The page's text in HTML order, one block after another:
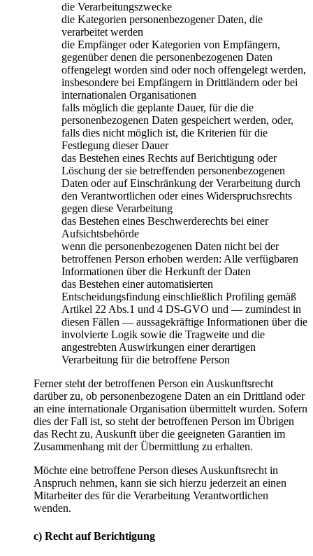
die Verarbeitungszwecke
die Kategorien personenbezogener Daten, die
verarbeitet werden
die Empfänger oder Kategorien von Empfängern,
gegenüber denen die personenbezogenen Daten
offengelegt worden sind oder noch offengelegt werden,
insbesondere bei Empfängern in Drittländern oder bei
internationalen Organisationen
falls möglich die geplante Dauer, für die die
personenbezogenen Daten gespeichert werden, oder,
falls dies nicht möglich ist, die Kriterien für die
Festlegung dieser Dauer
das Bestehen eines Rechts auf Berichtigung oder
Löschung der sie betreffenden personenbezogenen
Daten oder auf Einschränkung der Verarbeitung durch
den Verantwortlichen oder eines Widerspruchsrechts
gegen diese Verarbeitung
das Bestehen eines Beschwerderechts bei einer
Aufsichtsbehörde
wenn die personenbezogenen Daten nicht bei der
betroffenen Person erhoben werden: Alle verfügbaren
Informationen über die Herkunft der Daten
das Bestehen einer automatisierten
Entscheidungsfindung einschließlich Profiling gemäß
Artikel 22 Abs.1 und 4 DS-GVO und — zumindest in
diesen Fällen — aussagekräftige Informationen über die
involvierte Logik sowie die Tragweite und die
angestrebten Auswirkungen einer derartigen
Verarbeitung für die betroffene Person
Ferner steht der betroffenen Person ein Auskunftsrecht
darüber zu, ob personenbezogene Daten an ein Drittland oder
an eine internationale Organisation übermittelt wurden. Sofern
dies der Fall ist, so steht der betroffenen Person im Übrigen
das Recht zu, Auskunft über die geeigneten Garantien im
Zusammenhang mit der Übermittlung zu erhalten.
Möchte eine betroffene Person dieses Auskunftsrecht in
Anspruch nehmen, kann sie sich hierzu jederzeit an einen
Mitarbeiter des für die Verarbeitung Verantwortlichen
wenden.
c) Recht auf Berichtigung